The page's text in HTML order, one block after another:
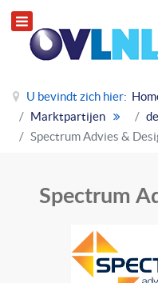
U bevindt zich hier:
Marktpartijen
Spectrum Advies &
Spectrum